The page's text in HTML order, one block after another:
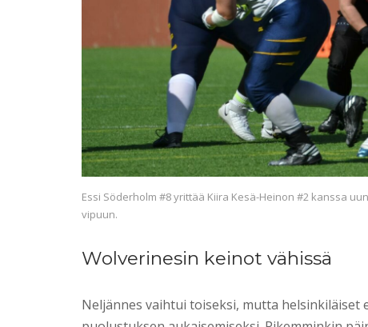
Essi Söderholm #8 yrittää Kiira Kesä-Heinon #2 kanssa
vipuun.
Wolverinesin keinot vähissä
Neljännes vaihtui toiseksi, mutta